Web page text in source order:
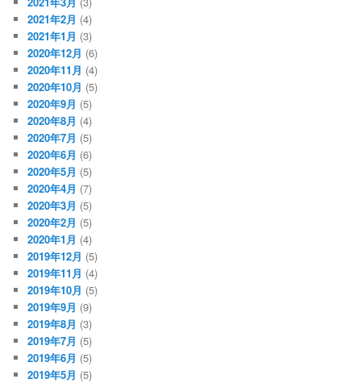
2021年2月 (4)
2021年1月 (3)
2020年12月 (6)
2020年11月 (4)
2020年10月 (5)
2020年9月 (5)
2020年8月 (4)
2020年7月 (5)
2020年6月 (6)
2020年5月 (5)
2020年4月 (7)
2020年3月 (5)
2020年2月 (5)
2020年1月 (4)
2019年12月 (5)
2019年11月 (4)
2019年10月 (5)
2019年9月 (9)
2019年8月 (3)
2019年7月 (5)
2019年6月 (5)
2019年5月 (5)